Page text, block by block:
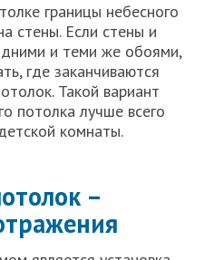
границы небесного
стены. Если стены и
и теми же обоями,
где заканчиваются
Такой вариант
потолка лучше всего
комнаты.
–